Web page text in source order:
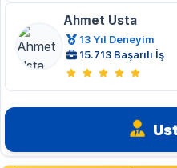
Ahmet Usta
13 Yıl Deneyim
15.713 Başarılı İş